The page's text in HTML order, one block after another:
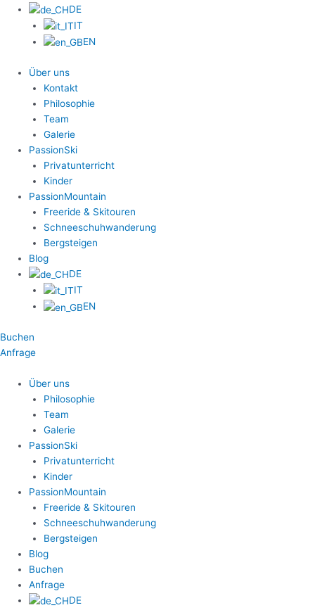
DE
IT
EN
Über uns
Kontakt
Philosophie
Team
Galerie
PassionSki
Privatunterricht
Kinder
PassionMountain
Freeride & Skitouren
Schneeschuhwanderung
Bergsteigen
Blog
DE
IT
EN
Buchen
Anfrage
Über uns
Philosophie
Team
Galerie
PassionSki
Privatunterricht
Kinder
PassionMountain
Freeride & Skitouren
Schneeschuhwanderung
Bergsteigen
Blog
Buchen
Anfrage
DE